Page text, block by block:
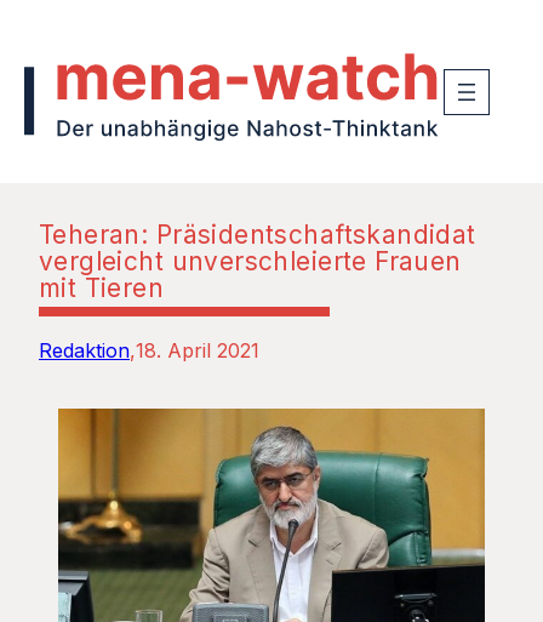
Teheran: Präsidentschaftskandidat
vergleicht unverschleierte Frauen
mit Tieren
Redaktion 18. April 2021